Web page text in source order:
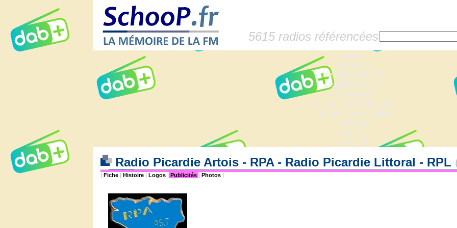
5615 radios référencées
Accueil
Dossiers
Histoire de la FM
Les fiches radio
Sondages
Anciennes fréquences
Fréquences actuelles
Lexique
Liens
Contact
Radio Picardie Artois - RPA - Radio Picardie Littoral - RPL
| Fiche | Histoire | Logos | Publicités | Photos |